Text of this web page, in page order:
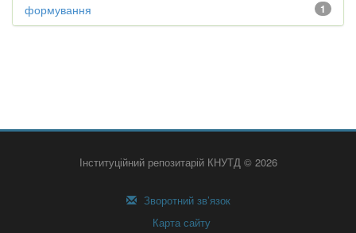
1
формування
Інституційний репозитарій КНУТД © 2026
Зворотний зв’язок
Карта сайту